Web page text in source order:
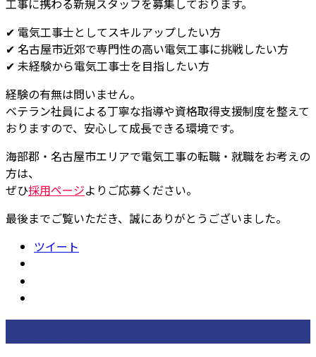
✔ 電気工事士としてスキルアップしたい方
✔ 名古屋市近郊で専門性の高い電気工事に挑戦したい方
✔ 未経験から電気工事士を目指したい方
経験の有無は問いません。
ベテラン社員による丁寧な指導や資格取得支援制度を整えて
おりますので、安心して成長できる環境です。
海部郡・名古屋市エリアで電気工事の転職・就職をお考えの
方は、
ぜひ採用ページよりご応募ください。
最後までご覧いただき、誠にありがとうございました。
ツイート